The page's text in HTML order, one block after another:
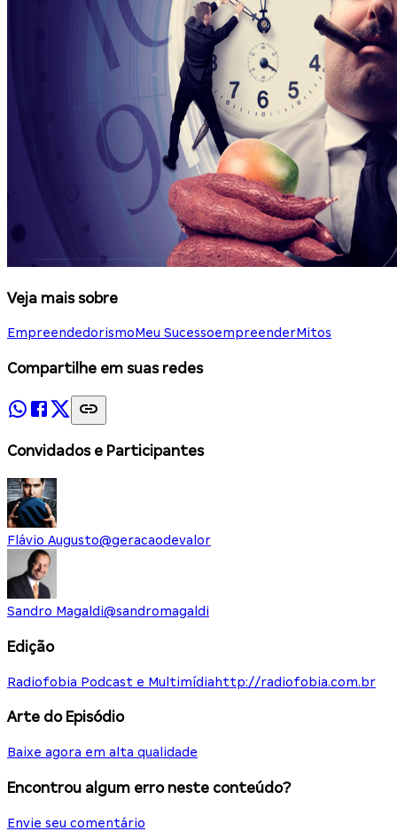
Veja mais sobre
EmpreendedorismoMeu SucessoempreenderMitos
Compartilhe em suas redes
Convidados e Participantes
Flávio Augusto@geracaodevalor
Sandro Magaldi@sandromagaldi
Edição
Radiofobia Podcast e Multimídia http://radiofobia.com.br
Arte do Episódio
Baixe agora em alta qualidade
Encontrou algum erro neste conteúdo?
Envie seu comentário